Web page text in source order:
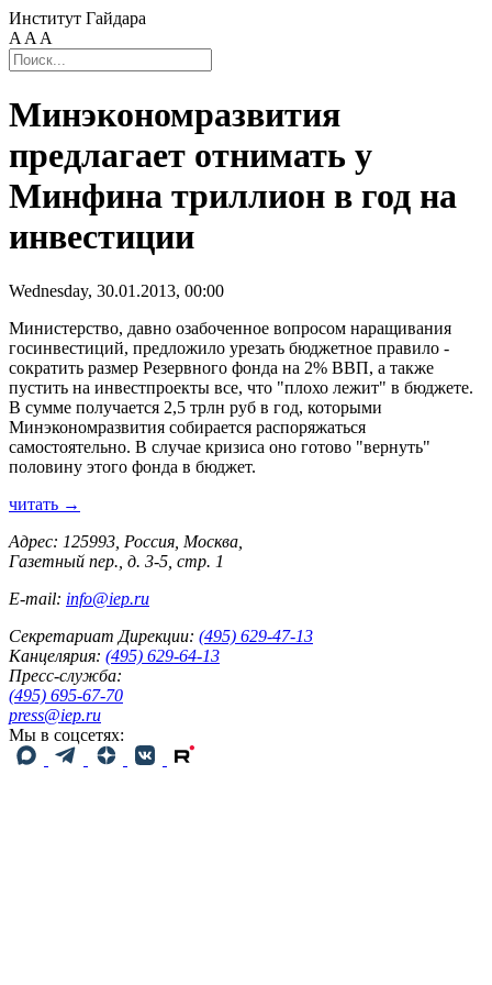
Институт Гайдара
A A A
Минэкономразвития
предлагает отнимать у
Минфина триллион в год на
инвестиции
Wednesday, 30.01.2013, 00:00
Министерство, давно озабоченное вопросом наращивания
госинвестиций, предложило урезать бюджетное правило -
сократить размер Резервного фонда на 2% ВВП, а также
пустить на инвестпроекты все, что "плохо лежит" в бюджете.
В сумме получается 2,5 трлн руб в год, которыми
Минэкономразвития собирается распоряжаться
самостоятельно. В случае кризиса оно готово "вернуть"
половину этого фонда в бюджет.
читать →
Адрес: 125993, Россия, Москва,
Газетный пер., д. 3-5, стр. 1
E-mail: info@iep.ru
Секретариат Дирекции: (495) 629-47-13
Канцелярия: (495) 629-64-13
Пресс-служба:
(495) 695-67-70
press@iep.ru
Мы в соцсетях: